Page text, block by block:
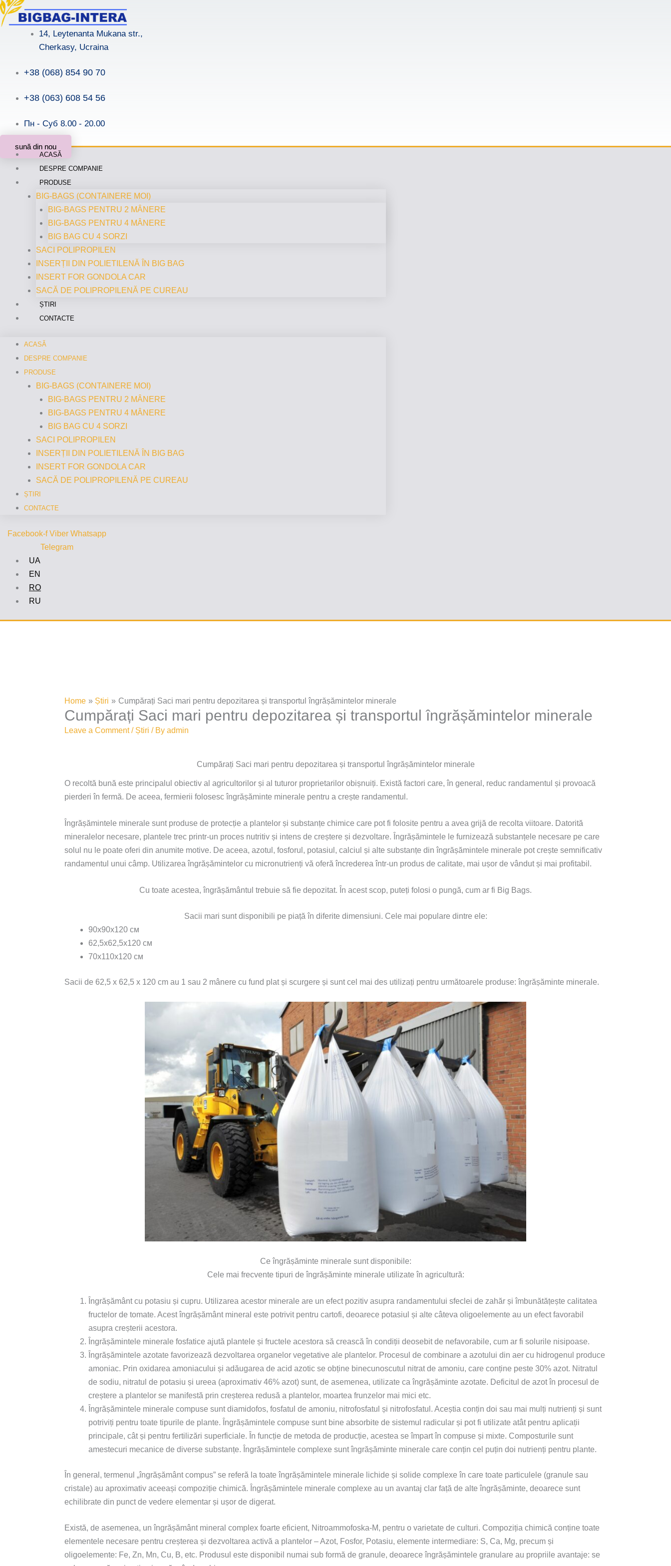
Skip
to
14, Leytenanta Mukana str.,
Cherkasy, Ucraina
+38 (068) 854 90 70
+38 (063) 608 54 56
Пн - Суб 8.00 - 20.00
sună din nou
ACASĂ
DESPRE COMPANIE
PRODUSE
BIG-BAGS (CONTAINERE MOI)
BIG-BAGS PENTRU 2 MÂNERE
BIG-BAGS PENTRU 4 MÂNERE
BIG BAG CU 4 SORZI
SACI POLIPROPILEN
INSERȚII DIN POLIETILENĂ ÎN BIG BAG
INSERT FOR GONDOLA CAR
SACĂ DE POLIPROPILENĂ PE CUREAU
ȘTIRI
CONTACTE
ACASĂ
DESPRE COMPANIE
PRODUSE
BIG-BAGS (CONTAINERE MOI)
BIG-BAGS PENTRU 2 MÂNERE
BIG-BAGS PENTRU 4 MÂNERE
BIG BAG CU 4 SORZI
SACI POLIPROPILEN
INSERȚII DIN POLIETILENĂ ÎN BIG BAG
INSERT FOR GONDOLA CAR
SACĂ DE POLIPROPILENĂ PE CUREAU
ȘTIRI
CONTACTE
Facebook-f Viber Whatsapp
Telegram
UA
EN
RO
RU
Home Știri Cumpărați Saci mari pentru depozitarea și transportul îngrășămintelor minerale
Cumpărați Saci mari pentru depozitarea și transportul îngrășămintelor minerale
Leave a Comment / Știri / By admin
Cumpărați Saci mari pentru depozitarea și transportul îngrășămintelor minerale
O recoltă bună este principalul obiectiv al agricultorilor și al tuturor proprietarilor obișnuiți. Există factori care, în general, reduc randamentul și provoacă
pierderi în fermă. De aceea, fermierii folosesc îngrășăminte minerale pentru a crește randamentul.
Îngrășămintele minerale sunt produse de protecție a plantelor și substanțe chimice care pot fi folosite pentru a avea grijă de recolta viitoare. Datorită
mineralelor necesare, plantele trec printr-un proces nutritiv și intens de creștere și dezvoltare. Îngrășămintele le furnizează substanțele necesare pe care
solul nu le poate oferi din anumite motive. De aceea, azotul, fosforul, potasiul, calciul și alte substanțe din îngrășămintele minerale pot crește semnificativ
randamentul unui câmp. Utilizarea îngrășămintelor cu micronutrienți vă oferă încrederea într-un produs de calitate, mai ușor de vândut și mai profitabil.
Cu toate acestea, îngrășământul trebuie să fie depozitat. În acest scop, puteți folosi o pungă, cum ar fi Big Bags.
Sacii mari sunt disponibili pe piață în diferite dimensiuni. Cele mai populare dintre ele:
90х90х120 см
62,5х62,5х120 см
70х110х120 см
Sacii de 62,5 x 62,5 x 120 cm au 1 sau 2 mânere cu fund plat și scurgere și sunt cel mai des utilizați pentru următoarele produse: îngrășăminte minerale.
Ce îngrășăminte minerale sunt disponibile:
Cele mai frecvente tipuri de îngrășăminte minerale utilizate în agricultură:
Îngrășământ cu potasiu și cupru. Utilizarea acestor minerale are un efect pozitiv asupra randamentului sfeclei de zahăr și îmbunătățește calitatea
fructelor de tomate. Acest îngrășământ mineral este potrivit pentru cartofi, deoarece potasiul și alte câteva oligoelemente au un efect favorabil
asupra creșterii acestora.
Îngrășămintele minerale fosfatice ajută plantele și fructele acestora să crească în condiții deosebit de nefavorabile, cum ar fi solurile nisipoase.
Îngrășămintele azotate favorizează dezvoltarea organelor vegetative ale plantelor. Procesul de combinare a azotului din aer cu hidrogenul produce
amoniac. Prin oxidarea amoniacului și adăugarea de acid azotic se obține binecunoscutul nitrat de amoniu, care conține peste 30% azot. Nitratul
de sodiu, nitratul de potasiu și ureea (aproximativ 46% azot) sunt, de asemenea, utilizate ca îngrășăminte azotate. Deficitul de azot în procesul de
creștere a plantelor se manifestă prin creșterea redusă a plantelor, moartea frunzelor mai mici etc.
Îngrășămintele minerale compuse sunt diamidofos, fosfatul de amoniu, nitrofosfatul și nitrofosfatul. Aceștia conțin doi sau mai mulți nutrienți și sunt
potriviți pentru toate tipurile de plante. Îngrășămintele compuse sunt bine absorbite de sistemul radicular și pot fi utilizate atât pentru aplicații
principale, cât și pentru fertilizări superficiale. În funcție de metoda de producție, acestea se împart în compuse și mixte. Composturile sunt
amestecuri mecanice de diverse substanțe. Îngrășămintele complexe sunt îngrășăminte minerale care conțin cel puțin doi nutrienți pentru plante.
În general, termenul „îngrășământ compus” se referă la toate îngrășămintele minerale lichide și solide complexe în care toate particulele (granule sau
cristale) au aproximativ aceeași compoziție chimică. Îngrășămintele minerale complexe au un avantaj clar față de alte îngrășăminte, deoarece sunt
echilibrate din punct de vedere elementar și ușor de digerat.
Există, de asemenea, un îngrășământ mineral complex foarte eficient, Nitroammofoska-M, pentru o varietate de culturi. Compoziția chimică conține toate
elementele necesare pentru creșterea și dezvoltarea activă a plantelor – Azot, Fosfor, Potasiu, elemente intermediare: S, Ca, Mg, precum și
oligoelemente: Fe, Zn, Mn, Cu, B, etc. Produsul este disponibil numai sub formă de granule, deoarece îngrășămintele granulare au propriile avantaje: se